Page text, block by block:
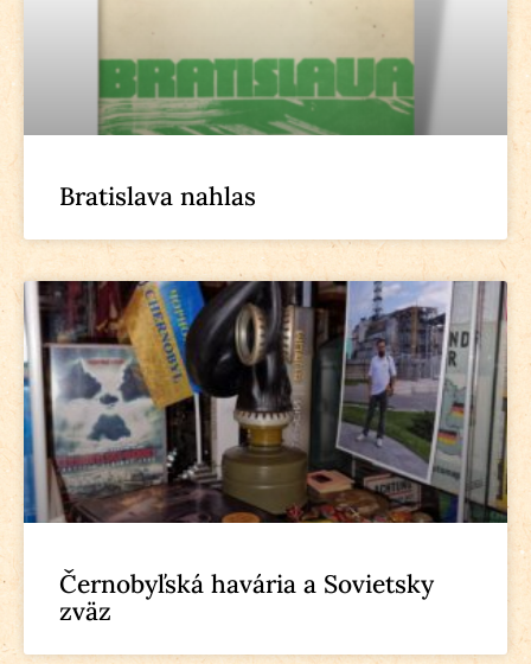
Bratislava nahlas
Černobyľská havária a Sovietsky
zväz